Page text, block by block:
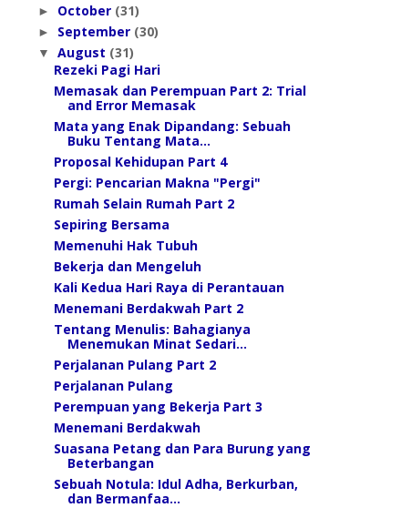
► October (31)
► September (30)
▼ August (31)
Rezeki Pagi Hari
Memasak dan Perempuan Part 2: Trial
and Error Memasak
Mata yang Enak Dipandang: Sebuah
Buku Tentang Mata...
Proposal Kehidupan Part 4
Pergi: Pencarian Makna "Pergi"
Rumah Selain Rumah Part 2
Sepiring Bersama
Memenuhi Hak Tubuh
Bekerja dan Mengeluh
Kali Kedua Hari Raya di Perantauan
Menemani Berdakwah Part 2
Tentang Menulis: Bahagianya
Menemukan Minat Sedari...
Perjalanan Pulang Part 2
Perjalanan Pulang
Perempuan yang Bekerja Part 3
Menemani Berdakwah
Suasana Petang dan Para Burung yang
Beterbangan
Sebuah Notula: Idul Adha, Berkurban,
dan Bermanfaa...